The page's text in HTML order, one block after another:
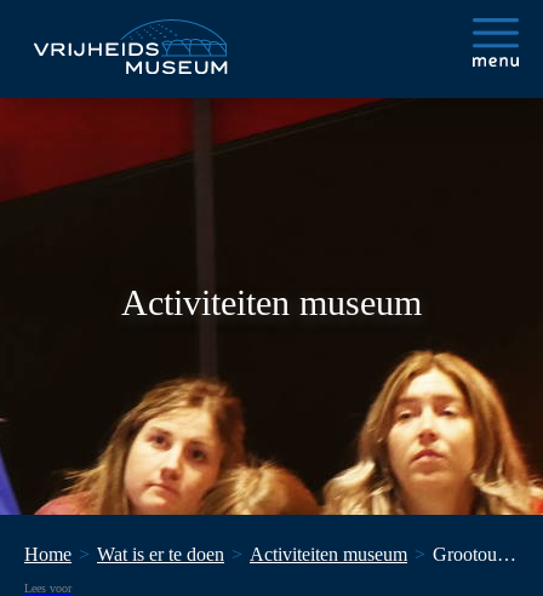
Activiteiten museum
Home Wat is er te doen Activiteiten museum Grootouders vertellen
Lees voor